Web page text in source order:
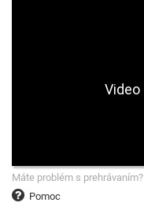
Pomoc
Máte problém s prehrávaním?